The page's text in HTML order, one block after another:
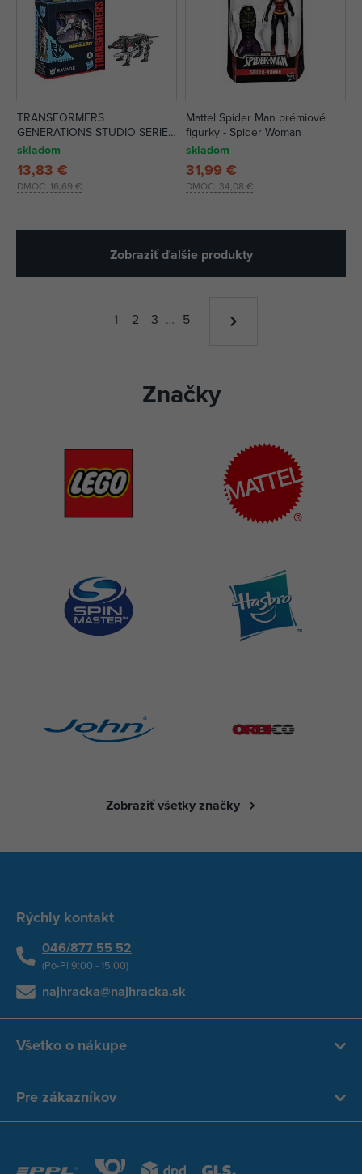
TRANSFORMERS
GENERATIONS STUDIO SERIES
CORE AST
skladom
DMOC: 16,69 €
13,83 €
Mattel Spider Man prémiové
figurky - Spider Woman
skladom
DMOC: 34,08 €
31,99 €
Zobraziť ďalšie produkty
1 2 3 … 5
Značky
Zobraziť všetky značky
Rýchly kontakt
046/877 55 52
(Po-Pi 9:00 - 15:00)
najhracka@najhracka.sk
Všetko o nákupe
Pre zákazníkov